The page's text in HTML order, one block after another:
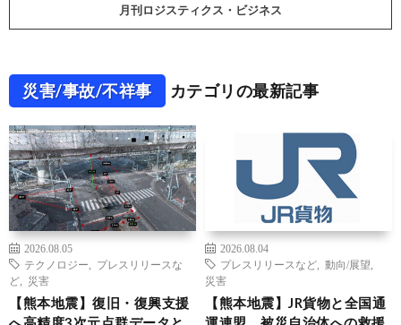
月刊ロジスティクス・ビジネス
災害/事故/不祥事 カテゴリの最新記事
2026.08.05
テクノロジー
プレスリリースな
ど
災害
【熊本地震】復旧・復興支援
2026.08.04
プレスリリースなど
動向/展望
災害
【熊本地震】JR貨物と全国通